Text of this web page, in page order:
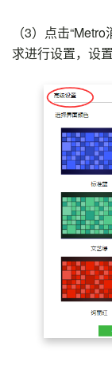
（3） 点击
求进行设置，设